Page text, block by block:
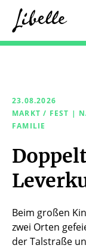

23.08.2026
MARKT / FEST |
FAMILIE
Beim großen
zwei Orten
der Talstraße